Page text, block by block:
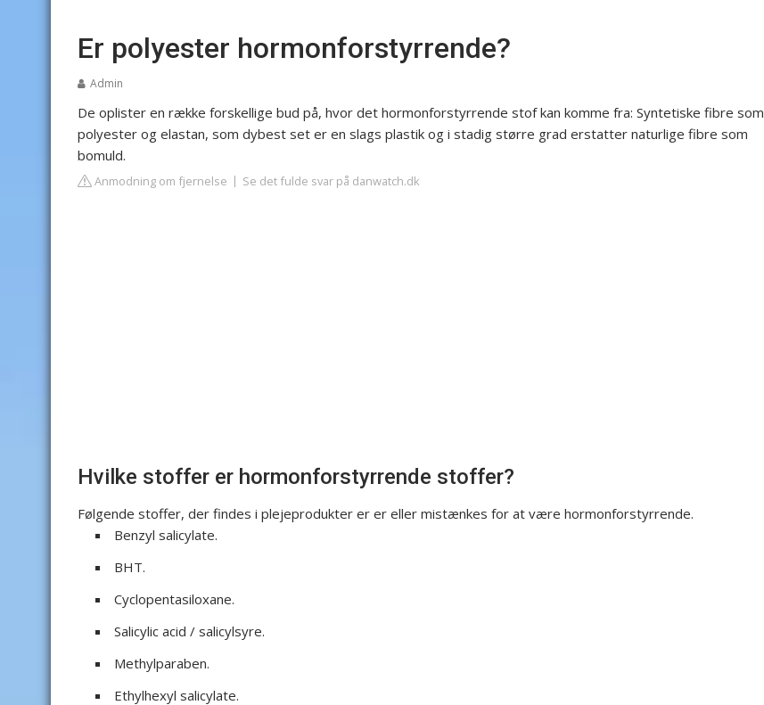
Er polyester hormonforstyrrende?
Admin
De oplister en række forskellige bud på, hvor det hormonforstyrrende stof kan komme fra: Syntetiske fibre som
polyester og elastan, som dybest set er en slags plastik og i stadig større grad erstatter naturlige fibre som
bomuld.
Anmodning om fjernelse Se det fulde svar på danwatch.dk
Hvilke stoffer er hormonforstyrrende stoffer?
Følgende stoffer, der findes i plejeprodukter er er eller mistænkes for at være hormonforstyrrende.
Benzyl salicylate.
BHT.
Cyclopentasiloxane.
Salicylic acid / salicylsyre.
Methylparaben.
Ethylhexyl salicylate.